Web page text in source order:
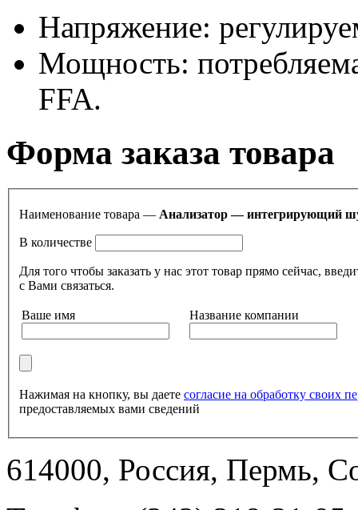
Напряжение:
Мощность:
FFA.
Форма заказа товара
Наименование товара — Анализатор — интегрирующий
В количестве
Для того чтобы заказать у нас этот товар прямо сейчас,
с Вами связаться.
Ваше имя Название компании
Нажимая на кнопку, вы даете согласие на обработку своих
предоставляемых вами сведений
614000, Россия, Пермь,